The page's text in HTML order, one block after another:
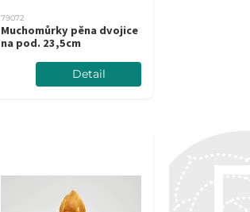
79072
Muchomůrky pěna dvojice
na pod. 23,5cm
Detail